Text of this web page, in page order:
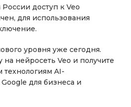
доступ к Veo
для использования
уровня уже сегодня.
нейросеть Veo и получите
AI-
для бизнеса и